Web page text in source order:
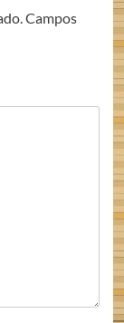
Campos